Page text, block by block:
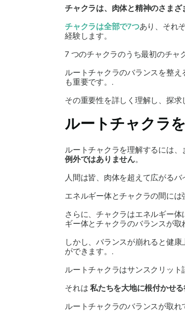
チャクラは、肉体と精神のさま
チャクラは全部で7つあり、それ
経験します。
7 つのチャクラのうち最初のチャ
ルートチャクラのバランスを整
も重要です。.
その重要性を詳しく理解し、探求
ルートチャクラ
ルートチャクラを理解するには
例外ではありません。
人間は皆、肉体を超えて広がる
エネルギー体とチャクラの間には
さらに、チャクラはエネルギー
ギー体とチャクラのバランスが
しかし、バランスが崩れると健
ができます。.
ルートチャクラはサンスクリット
それは私たちを大地に根付かせ
ルートチャクラのバランスが取れ